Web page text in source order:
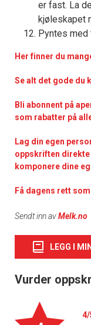
er fast. La
kjøleskapet
Pyntes med
Her finner du
Se alt det gode du
Bli abonnent på
som rabatter på
Lag din egen
oppskriften
komponere dine
Få dagens rett
Sendt inn avMelk.no
LEGG I
Vurder
4/